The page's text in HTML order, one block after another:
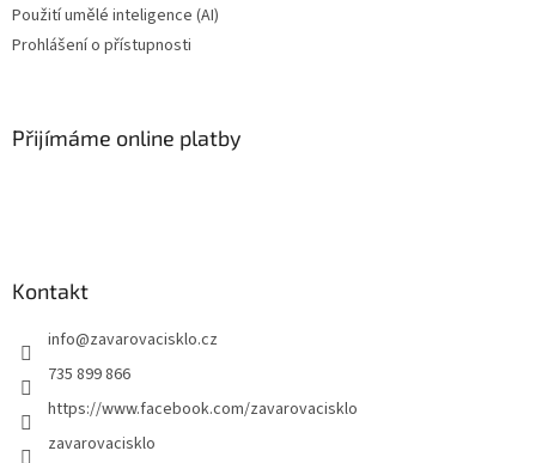
Použití umělé inteligence (AI)
Prohlášení o přístupnosti
Přijímáme online platby
Kontakt
info@zavarovacisklo.cz
735 899 866
https://www.facebook.com/zavarovacisklo
zavarovacisklo